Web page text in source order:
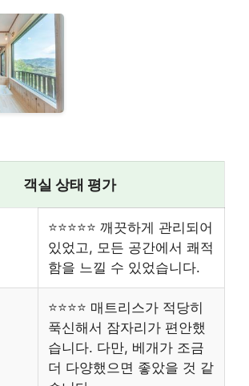
객실 상태 평가
⭐⭐⭐⭐⭐ 깨끗하게 관리되어
있었고, 모든 공간에서 쾌적
함을 느낄 수 있었습니다.
⭐⭐⭐⭐ 매트리스가 적당히
푹신해서 잠자리가 편안했
습니다. 다만, 베개가 조금
더 다양했으면 좋았을 것 같